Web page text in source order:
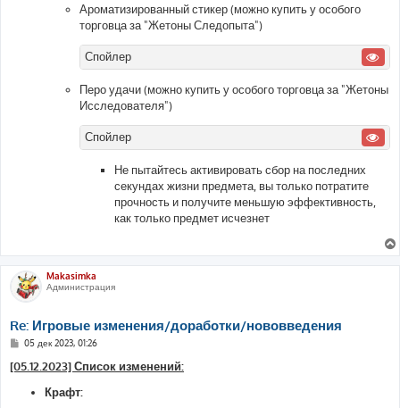
Ароматизированный стикер (можно купить у особого
торговца за "Жетоны Следопыта")
Спойлер
Перо удачи (можно купить у особого торговца за "Жетоны
Исследователя")
Спойлер
Не пытайтесь активировать сбор на последних
секундах жизни предмета, вы только потратите
прочность и получите меньшую эффективность,
как только предмет исчезнет
Makasimka
Администрация
Re: Игровые изменения/доработки/нововведения
С
о
б
05 дек 2023, 01:26
[05.12.2023] Список изменений:
Крафт: